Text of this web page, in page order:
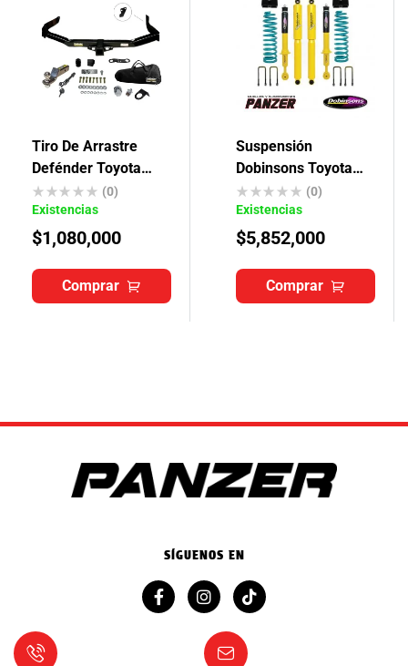
Tiro De Arrastre
Defénder Toyota
Hilux Revo (0)
Existencias
$1,080,000
Comprar
Suspensión
Dobinsons Toyota
Hilux Revo 2015-ON
(QUICK RIDE)
(0)
Existencias
$5,852,000
Comprar
SÍGUENOS EN